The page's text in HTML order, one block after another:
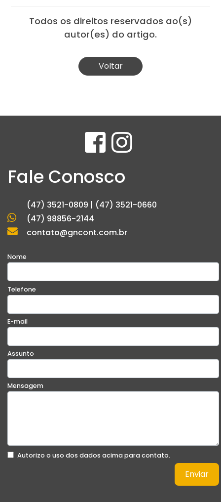
Todos os direitos reservados ao(s)
autor(es) do artigo.
Voltar
Fale Conosco
(47) 3521-0809 | (47) 3521-0660
(47) 98856-2144
contato@gncont.com.br
Nome
Telefone
E-mail
Assunto
Mensagem
Autorizo o uso dos dados acima para contato.
Enviar